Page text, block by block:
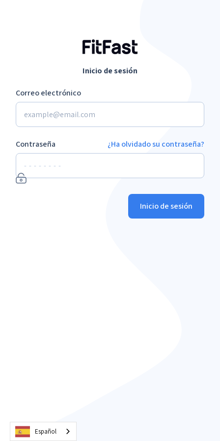
Inicio de sesión
Correo electrónico
Contraseña ¿Ha olvidado su contraseña?
Inicio de sesión
Español